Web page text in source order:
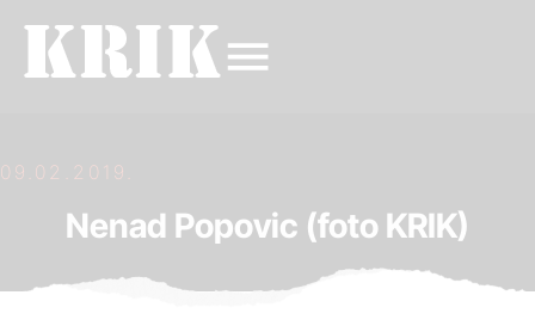
09.02.2019.
Nenad Popovic (foto KRIK)